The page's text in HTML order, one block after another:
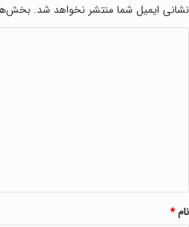
نشانی ایمیل شما منتشر نخواهد شد.
نام*